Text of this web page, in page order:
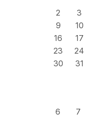
2
3
9
10
16
17
23
24
30
31
6
7